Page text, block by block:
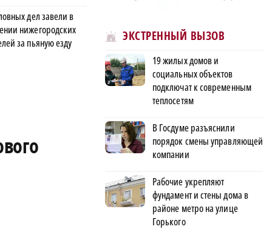
дел завели в
нижегородских
за пьяную езду
ЭКСТРЕННЫЙ ВЫЗОВ
19 жилых домов и
социальных объектов
подключат к современным
теплосетям
В Госдуме разъяснили
порядок смены управляющей
компании
Рабочие укрепляют
фундамент и стены дома в
районе метро на улице
Горького